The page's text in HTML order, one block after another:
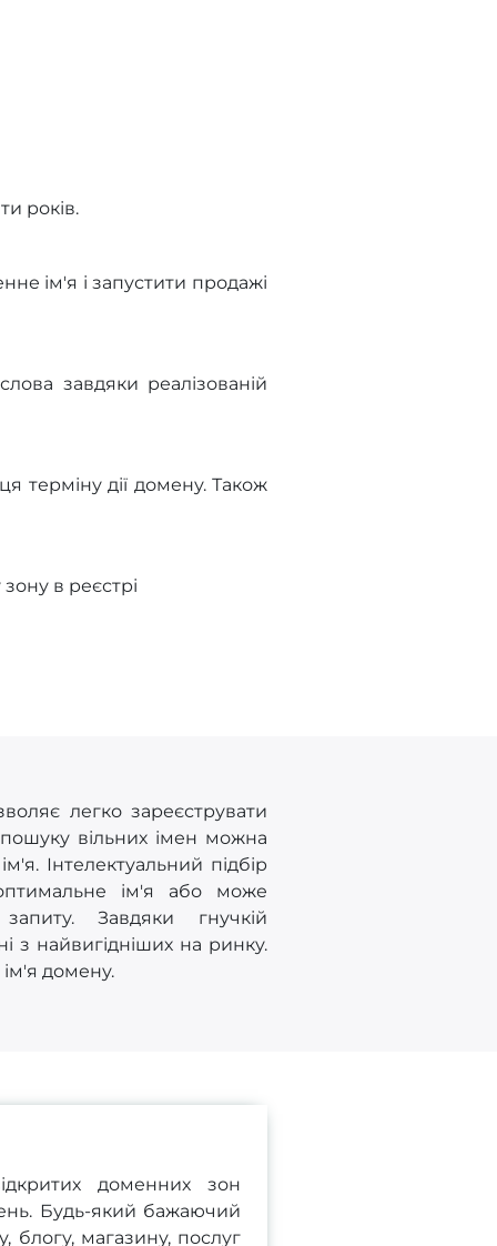
років.
ім'я і запустити продажі
завдяки реалізованій
терміну дії домену. Також
в реєстрі
легко зареєструвати
вільних імен можна
Інтелектуальний підбір
ім'я або може
Завдяки гнучкій
з найвигідніших на ринку.
домену.
доменних зон
Будь-який бажаючий
блогу, магазину, послуг